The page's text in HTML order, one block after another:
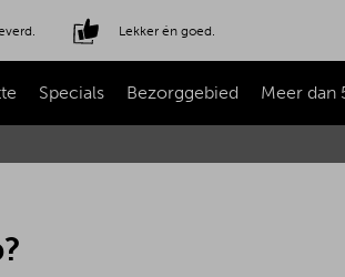
Lekker én goed.
Specials Bezorggebied Meer dan